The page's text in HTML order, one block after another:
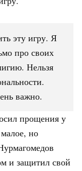
эту игру. Я
про своих
Нельзя
важно.
прощения у
но
и защитил свой